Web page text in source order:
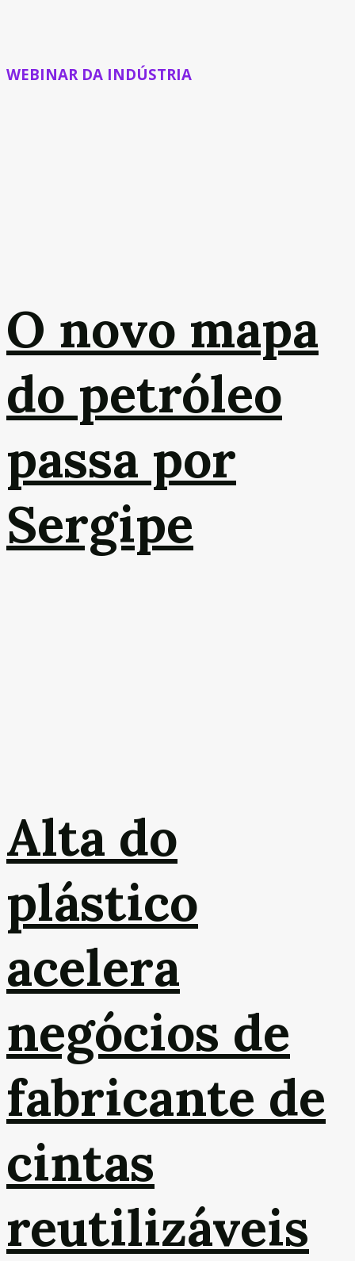
WEBINAR DA INDÚSTRIA
O novo mapa
do petróleo
passa por
Sergipe
Alta do
plástico
acelera
negócios de
fabricante de
cintas
reutilizáveis